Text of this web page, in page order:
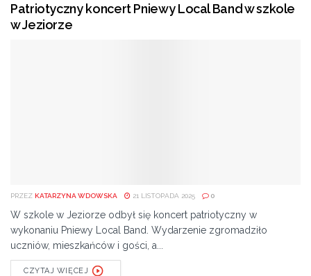
Patriotyczny koncert Pniewy Local Band w szkole
w Jeziorze
PRZEZ KATARZYNA WDOWSKA 21 LISTOPADA 2025 0
W szkole w Jeziorze odbył się koncert patriotyczny w
wykonaniu Pniewy Local Band. Wydarzenie zgromadziło
uczniów, mieszkańców i gości, a...
CZYTAJ WIĘCEJ